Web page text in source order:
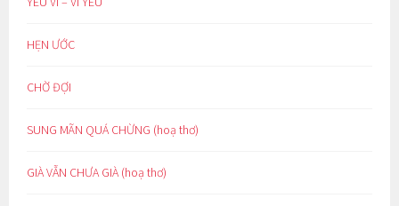
HẸN ƯỚC
CHỜ ĐỢI
SUNG MÃN QUÁ CHỪNG (hoạ thơ)
GIÀ VẪN CHƯA GIÀ (hoạ thơ)